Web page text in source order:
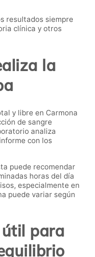
resultados siempre
clínica y otros
la
y libre en Carmona
de sangre
analiza
con los
puede recomendar
horas del día
especialmente en
puede variar según
para